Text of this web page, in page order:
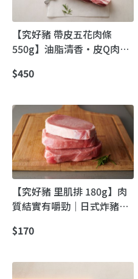
【究好豬 帶皮五花肉條
550g】油脂清香・皮Q肉
$450
【究好豬 里肌排 180g】肉
質結實有嚼勁｜日式炸豬排
$170